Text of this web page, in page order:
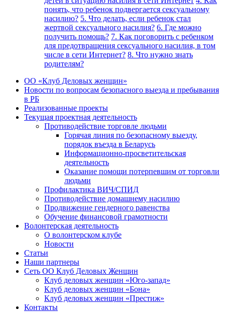
понять, что ребенок подвергается сексуальному
насилию? 5. Что делать, если ребенок стал
жертвой сексуального насилия? 6. Где можно
получить помощь? 7. Как поговорить с ребенком
для предотвращения сексуального насилия, в том
числе в сети Интернет? 8. Что нужно знать
родителям?
ОО «Клуб Деловых женщин»
Новости по вопросам безопасного выезда и пребывания
в РБ
Реализованные проекты
Текущая проектная деятельность
Противодействие торговле людьми
Горячая линия по безопасному выезду,
порядок въезда в Беларусь
Информационно-просветительская
деятельность
Оказание помощи потерпевшим от торговли
людьми
Профилактика ВИЧ/СПИД
Противодействие домашнему насилию
Продвижение гендерного равенства
Обучение финансовой грамотности
Волонтерская деятельность
О волонтерском клубе
Новости
Статьи
Наши партнеры
Сеть ОО Клуб Деловых Женщин
Клуб деловых женщин «Юго-запад»
Клуб деловых женщин «Бона»
Клуб деловых женщин «Престиж»
Контакты